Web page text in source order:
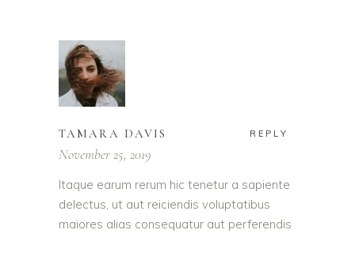
TAMARA DAVIS REPLY
November 25, 2019
Itaque earum rerum hic tenetur a sapiente
delectus, ut aut reiciendis voluptatibus
maiores alias consequatur aut perferendis